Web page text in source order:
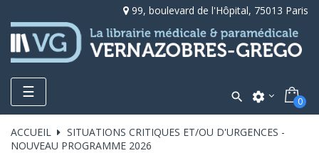
99, boulevard de l'Hôpital, 75013 Paris
Toggle
navigation
☰  settings 0
ACCUEIL
SITUATIONS CRITIQUES ET/OU D'URGENCES -
NOUVEAU PROGRAMME 2026